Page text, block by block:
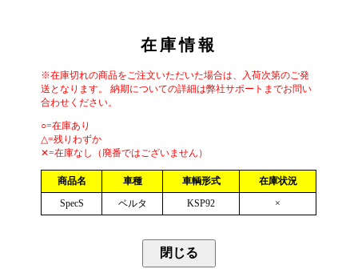
在庫情報
※在庫切れの商品をご注文いただいた場合は、入荷次第のご発
送となります。 納期についての詳細は弊社サポートまでお問い
合わせください。
○=在庫あり
△=残りわずか
✕=在庫なし（廃番ではございません）
商品名 車種 車輌形式
在庫状況
SpecS
ベルタ KSP92 ×